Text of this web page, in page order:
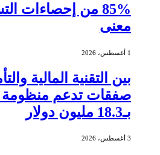
85% من إحصاءات
معنى
1 أغسطس، 2026
صفقات تدعم منظومة
بـ18.3 مليون دولار
3 أغسطس، 2026